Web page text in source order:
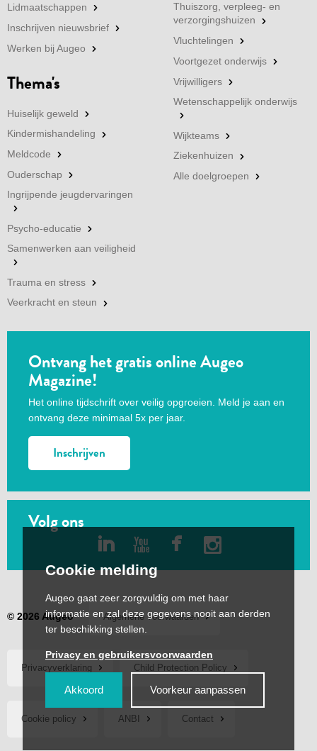
Lidmaatschappen
Inschrijven nieuwsbrief
Werken bij Augeo
Thuiszorg, verpleeg- en
verzorgingshuizen
Vluchtelingen
Voortgezet onderwijs
Vrijwilligers
Wetenschappelijk onderwijs
Wijkteams
Ziekenhuizen
Alle doelgroepen
Thema's
Huiselijk geweld
Kindermishandeling
Meldcode
Ouderschap
Ingrijpende jeugdervaringen
Psycho-educatie
Samenwerken aan veiligheid
Trauma en stress
Veerkracht en steun
Ontvang het gratis online Augeo
Magazine!
Het online tijdschrift over veilig opgroeien. Meld je aan en
ontvang deze minimaal 5x per jaar.
Inschrijven
Cookie melding
Augeo gaat zeer zorgvuldig om met haar
informatie en zal deze gegevens nooit aan derden
ter beschikking stellen.
Privacy en gebruikersvoorwaarden
Akkoord Voorkeur aanpassen
Volg ons
© 2026 Augeo Algemene voorwaarden
Privacyverklaring Child Protection Policy
Cookie policy ANBI Contact